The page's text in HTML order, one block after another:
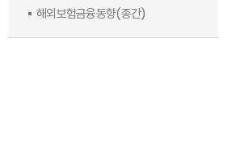
해외보험금융동향(종간)